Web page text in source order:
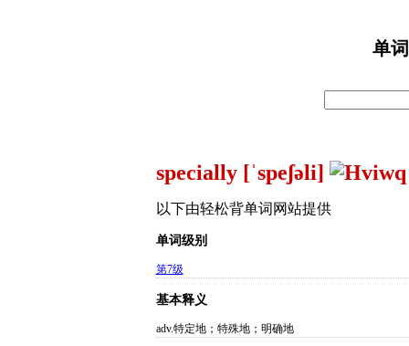
单
specially [ˈspeʃəli]
以下由轻松背单词网站提供
单词级别
第7级
基本释义
adv.特定地；特殊地；明确地